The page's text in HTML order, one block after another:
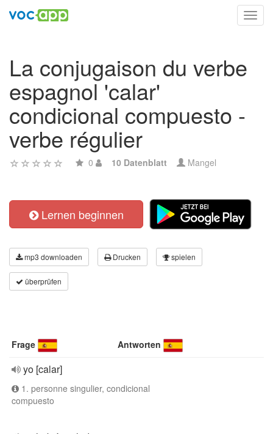
La conjugaison du verbe
espagnol 'calar'
condicional compuesto -
verbe régulier
0 10 Datenblatt Mangel
Lernen beginnen
mp3 downloaden Drucken spielen
überprüfen
Frage Antworten
yo [calar]
1. personne singulier, condicional
compuesto